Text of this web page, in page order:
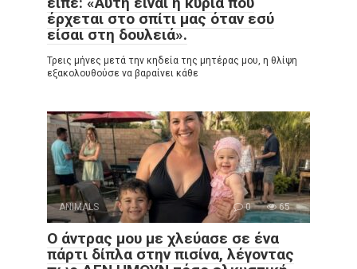
έρχεται στο σπίτι μας όταν εσύ
είσαι στη δουλειά».
Τρεις μήνες μετά την κηδεία της μητέρας μου, η θλίψη
εξακολουθούσε να βαραίνει κάθε
ANIMALS 0 65
Ο άντρας μου με χλεύασε σε ένα
πάρτι δίπλα στην πισίνα, λέγοντας